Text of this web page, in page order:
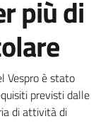
più di
Vespro è stato
previsti dalle
di attività di